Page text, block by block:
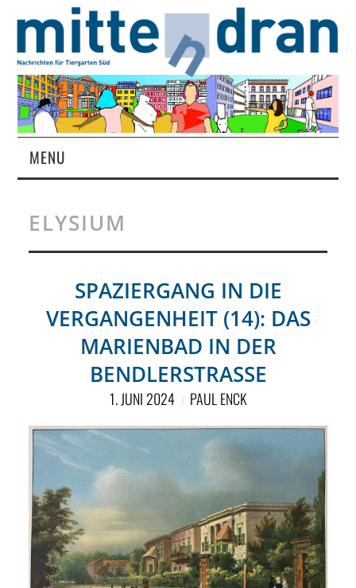
MENU
MAGAZIN
ÜBER UNS
RUBRIKEN
NETZWERK
SPONSORING
KONTAKT
ELYSIUM
SPAZIERGANG IN DIE
VERGANGENHEIT (14): DAS
MARIENBAD IN DER
BENDLERSTRASSE
1. JUNI 2024 PAUL ENCK